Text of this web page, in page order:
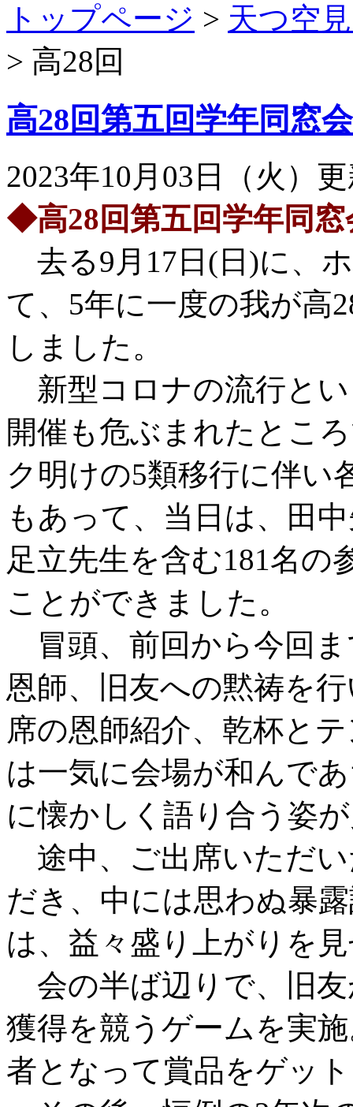
トップページ > 天つ空
> 高28回
高28回第五回学年同窓
2023年10月03日（火）
◆高28回第五回学年同
去る9月17日(日)に、
て、5年に一度の我が高
しました。
新型コロナの流行と
開催も危ぶまれたとこ
ク明けの5類移行に伴い
もあって、当日は、田
足立先生を含む181名の
ことができました。
冒頭、前回から今回
恩師、旧友への黙祷を
席の恩師紹介、乾杯と
は一気に会場が和んで
に懐かしく語り合う姿
途中、ご出席いただ
だき、中には思わぬ暴
は、益々盛り上がりを
会の半ば辺りで、旧
獲得を競うゲームを実
者となって賞品をゲッ